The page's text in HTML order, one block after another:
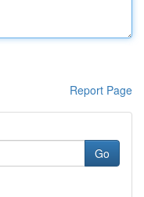
Report Page
Go